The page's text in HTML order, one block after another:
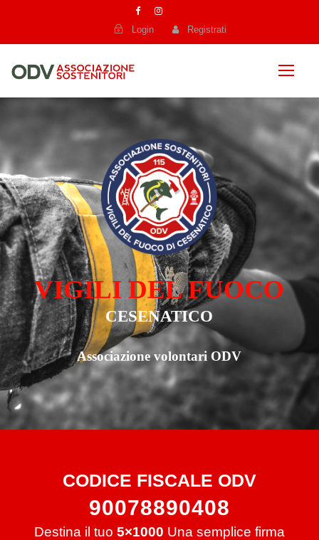
Login Registrati
CESENATICO
VIGILI DEL FUOCO
Associazione volontari ODV
CODICE FISCALE ODV
90078890408
Destina il tuo 5×1000 Una semplice firma